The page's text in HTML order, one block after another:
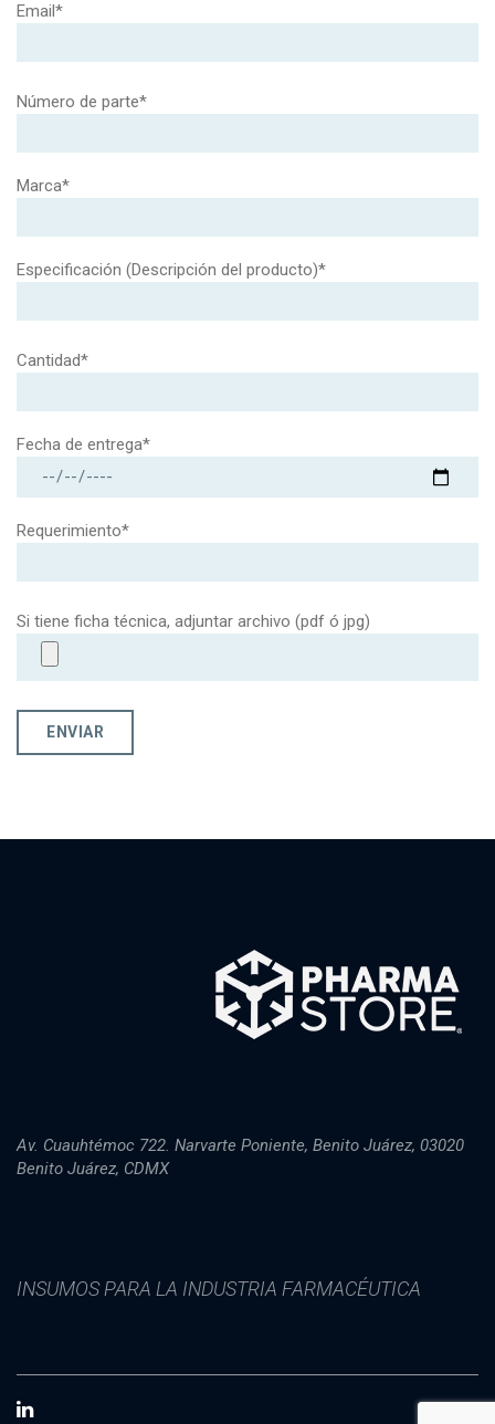
Email*
Número de parte*
Marca*
Especificación (Descripción del producto)*
Cantidad*
Fecha de entrega*
Requerimiento*
Si tiene ficha técnica, adjuntar archivo (pdf ó jpg)
Av. Cuauhtémoc 722. Narvarte Poniente, Benito Juárez, 03020
Benito Juárez, CDMX
INSUMOS PARA LA INDUSTRIA FARMACÉUTICA